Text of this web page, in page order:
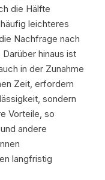
die Hälfte
leichteres
Nachfrage nach
hinaus ist
in der Zunahme
Zeit, erfordern
sondern
Vorteile, so
andere
langfristig